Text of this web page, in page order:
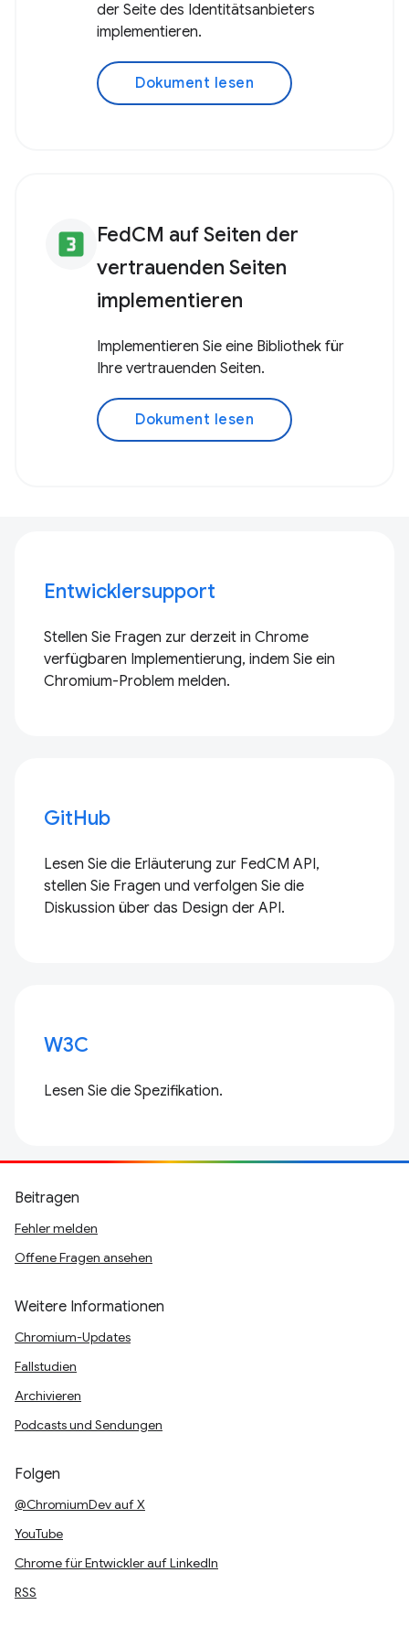
der Seite des Identitätsanbieters
implementieren.
Dokument lesen
looks_3 FedCM auf Seiten der
vertrauenden Seiten
implementieren
Implementieren Sie eine Bibliothek für
Ihre vertrauenden Seiten.
Dokument lesen
Entwicklersupport
Stellen Sie Fragen zur derzeit in Chrome
verfügbaren Implementierung, indem Sie ein
Chromium-Problem melden.
GitHub
Lesen Sie die Erläuterung zur FedCM API,
stellen Sie Fragen und verfolgen Sie die
Diskussion über das Design der API.
W3C
Lesen Sie die Spezifikation.
Beitragen
Fehler melden
Offene Fragen ansehen
Weitere Informationen
Chromium-Updates
Fallstudien
Archivieren
Podcasts und Sendungen
Folgen
@ChromiumDev auf X
YouTube
Chrome für Entwickler auf LinkedIn
RSS